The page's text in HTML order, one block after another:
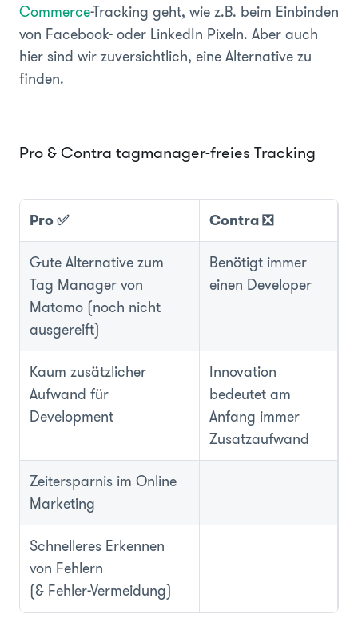
Commerce-Tracking geht, wie z.B. beim Einbinden
von Facebook- oder LinkedIn Pixeln. Aber auch
hier sind wir zuversichtlich, eine Alternative zu
finden.
Pro & Contra tagmanager-freies Tracking
Pro ✅ Contra ❎
Gute Alternative zum
Tag Manager von
Matomo (noch nicht
ausgereift)
Benötigt immer
einen Developer
Kaum zusätzlicher
Aufwand für
Development
Innovation
bedeutet am
Anfang immer
Zusatzaufwand
Zeitersparnis im Online
Marketing
Schnelleres Erkennen
von Fehlern
(& Fehler-Vermeidung)